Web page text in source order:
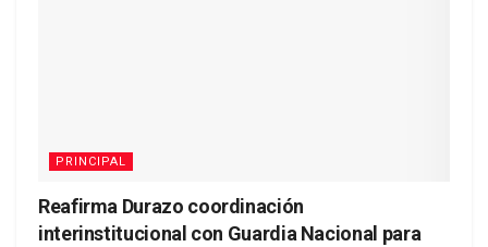
PRINCIPAL
Reafirma Durazo coordinación
interinstitucional con Guardia Nacional para